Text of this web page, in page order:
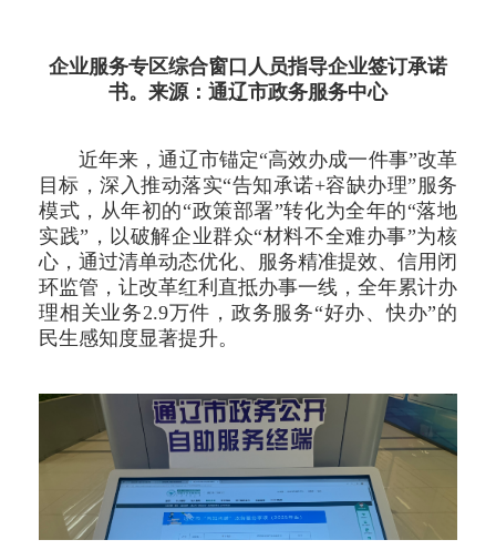
企业服务专区综合窗口人员指导企业签订承诺
书。来源：通辽市政务服务中心
近年来，通辽市锚定“高效办成一件事”改革
目标，深入推动落实“告知承诺+容缺办理”服务
模式，从年初的“政策部署”转化为全年的“落地
实践”，以破解企业群众“材料不全难办事”为核
心，通过清单动态优化、服务精准提效、信用闭
环监管，让改革红利直抵办事一线，全年累计办
理相关业务2.9万件，政务服务“好办、快办”的
民生感知度显著提升。